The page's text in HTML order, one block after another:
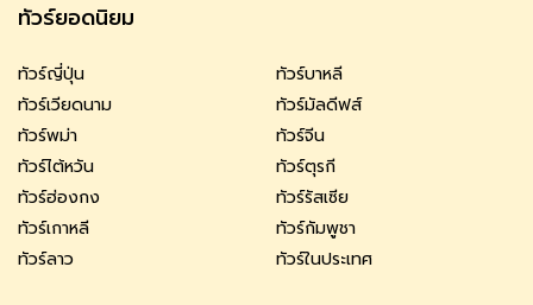
ทัวร์ยอดนิยม
ทัวร์ญี่ปุ่น
ทัวร์บาหลี
ทัวร์เวียดนาม
ทัวร์มัลดีฟส์
ทัวร์พม่า
ทัวร์จีน
ทัวร์ไต้หวัน
ทัวร์ตุรกี
ทัวร์ฮ่องกง
ทัวร์รัสเซีย
ทัวร์เกาหลี
ทัวร์กัมพูชา
ทัวร์ลาว
ทัวร์ในประเทศ